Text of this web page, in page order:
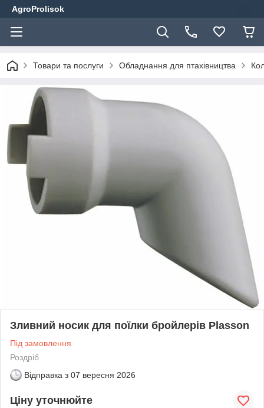
AgroProlisok
Товари та послуги Обладнання для птахівництва
Зливний носик для поїлки бройлерів Plasson
Під замовлення
Роздріб
Відправка з 07 вересня 2026
Ціну уточнюйте